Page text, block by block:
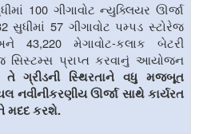
100 ગીગાવોટ ન્યુક્લિયર ઊર્જા
સુધીમાં57 ગીગાવોટ પમ્પડ સ્ટોરેજ
43,220 મેગાવોટ-કલાક બેટરી
સિસ્ટમ્સ પ્રાપ્ત કરવાનું આયોજન
તે ગ્રીડની સ્થિરતાને વધુ મજબૂત
નવીનીકરણીય ઊર્જા સાથે કાર્યરત
મદદ કરશે.